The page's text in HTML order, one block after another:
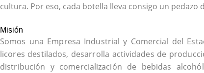
cultura. Por eso, cada botella lleva consigo un pedazo
Misión
Somos una Empresa Industrial y Comercial del
licores destilados, desarrolla actividades de
distribución y comercialización de bebidas